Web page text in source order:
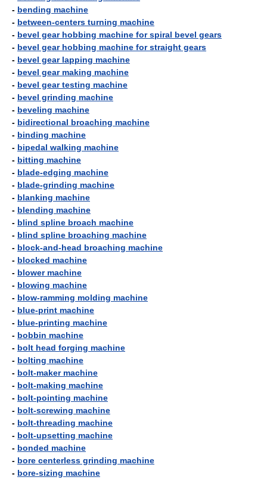
- bending machine
- between-centers turning machine
- bevel gear hobbing machine for spiral bevel gears
- bevel gear hobbing machine for straight gears
- bevel gear lapping machine
- bevel gear making machine
- bevel gear testing machine
- bevel grinding machine
- beveling machine
- bidirectional broaching machine
- binding machine
- bipedal walking machine
- bitting machine
- blade-edging machine
- blade-grinding machine
- blanking machine
- blending machine
- blind spline broach machine
- blind spline broaching machine
- block-and-head broaching machine
- blocked machine
- blower machine
- blowing machine
- blow-ramming molding machine
- blue-print machine
- blue-printing machine
- bobbin machine
- bolt head forging machine
- bolting machine
- bolt-maker machine
- bolt-making machine
- bolt-pointing machine
- bolt-screwing machine
- bolt-threading machine
- bolt-upsetting machine
- bonded machine
- bore centerless grinding machine
- bore-sizing machine